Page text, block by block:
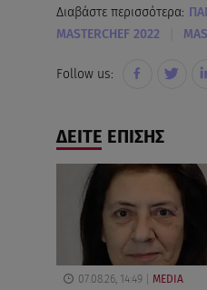
Διαβάστε περισσότερα:
MASTERCHEF 2022
Follow us:
ΔΕΙΤΕ ΕΠΙΣΗΣ
07.08.26, 14:49 MEDIA